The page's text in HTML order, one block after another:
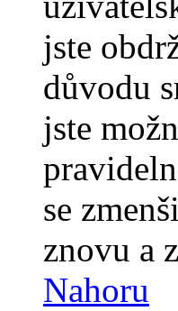
jste
důvodu
jste
se
znovu a
Nahoru